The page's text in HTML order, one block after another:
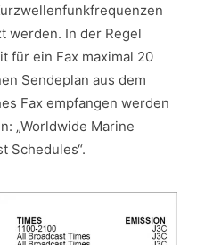
werden. In der Regel
für ein Fax maximal 20
Sendeplan aus dem
Fax empfangen werden
„Worldwide Marine
Schedules“.